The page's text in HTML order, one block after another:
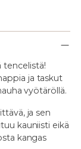
tencelistä!
ja taskut
vyötäröllä.
ja sen
kauniisti eikä
kangas